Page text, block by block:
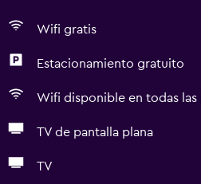
Wifi gratis
Estacionamiento gratuito
Wifi disponible en todas las
TV de pantalla plana
TV